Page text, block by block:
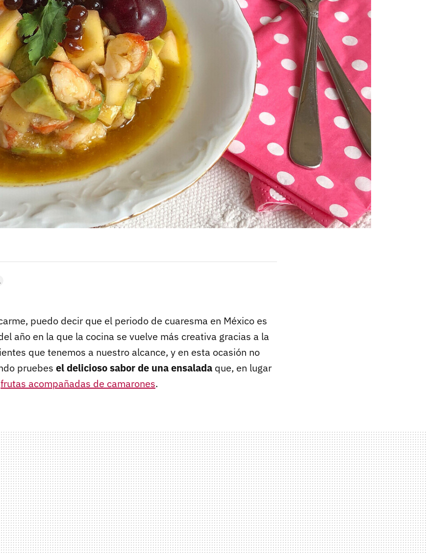
puedo decir que el periodo de cuaresma en México es
año en la que la cocina se vuelve más creativa gracias a la
que tenemos a nuestro alcance, y en esta ocasión no
pruebes el delicioso sabor de una ensalada que, en lugar
frutas acompañadas de camarones.